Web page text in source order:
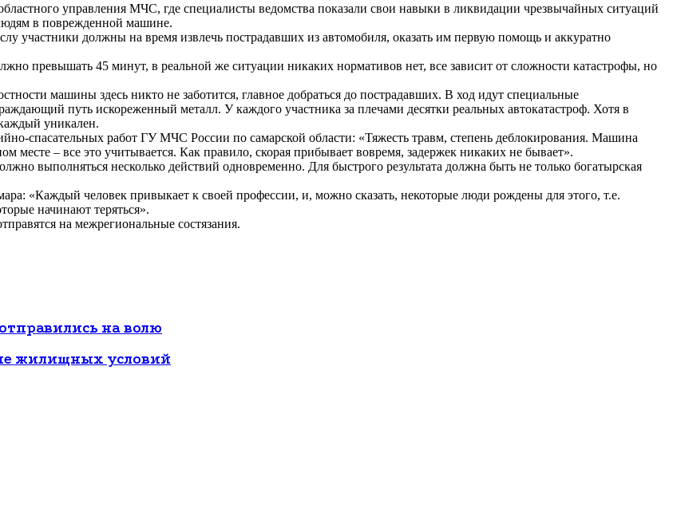
управления МЧС, где специалисты ведомства показали свои навыки в ликвидации чрезвычайных ситуаций
в поврежденной машине.
участники должны на время извлечь пострадавших из автомобиля, оказать им первую помощь и аккуратно
превышать 45 минут, в реальной же ситуации никаких нормативов нет, все зависит от сложности катастрофы, но
машины здесь никто не заботится, главное добраться до пострадавших. В ход идут специальные
путь искореженный металл. У каждого участника за плечами десятки реальных автокатастроф. Хотя в
уникален.
спасательных работ ГУ МЧС России по самарской области: «Тяжесть травм, степень деблокирования. Машина
месте – все это учитывается. Как правило, скорая прибывает вовремя, задержек никаких не бывает».
выполняться несколько действий одновременно. Для быстрого результата должна быть не только богатырская
«Каждый человек привыкает к своей профессии, и, можно сказать, некоторые люди рождены для этого, т.е.
начинают теряться».
на межрегиональные состязания.
на волю
жилищных условий